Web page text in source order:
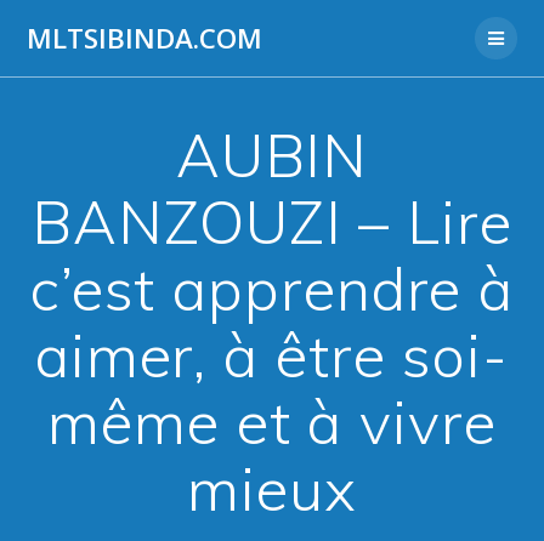
MLTSIBINDA.COM
AUBIN
BANZOUZI – Lire
c’est apprendre à
aimer, à être soi-
même et à vivre
mieux